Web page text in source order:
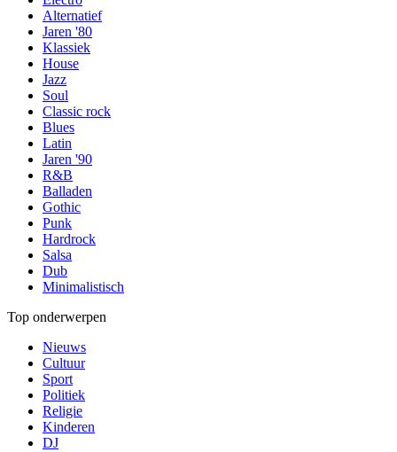
Alternatief
Jaren '80
Klassiek
House
Jazz
Soul
Classic rock
Blues
Latin
Jaren '90
R&B
Balladen
Gothic
Punk
Hardrock
Salsa
Dub
Minimalistisch
Top onderwerpen
Nieuws
Cultuur
Sport
Politiek
Religie
Kinderen
DJ